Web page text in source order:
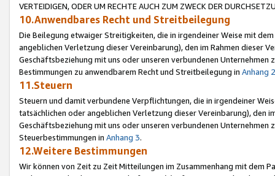
VERTEIDIGEN, ODER UM RECHTE AUCH ZUM ZWECK DER
10.Anwendbares Recht und Streitbeilegung
Die Beilegung etwaiger Streitigkeiten, die in irgendeiner Weise mit
angeblichen Verletzung dieser Vereinbarung), den im Rahmen dieser
Geschäftsbeziehung mit uns oder unseren verbundenen
Bestimmungen zu anwendbarem Recht und Streitbeilegung in Anhang 2
11.Steuern
Steuern und damit verbundene Verpflichtungen, die in irgendeiner
tatsächlichen oder angeblichen Verletzung dieser Vereinbarung), den
Geschäftsbeziehung mit uns oder unseren verbundenen
Steuerbestimmungen in Anhang 3.
12.Weitere Bestimmungen
Wir können von Zeit zu Zeit Mitteilungen im Zusammenhang mit dem